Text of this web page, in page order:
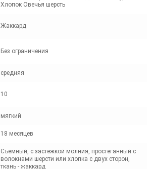
Хлопок Овечья шерсть
Жаккард
Без ограничения
средняя
10
мягкий
18 месяцев
Съемный, с застежкой молния, простеганный с
волокнами шерсти или хлопка с двух сторон,
ткань - жаккард